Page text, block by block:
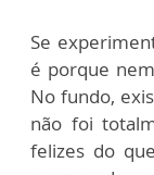
Se
é porque
No fundo,
não foi
felizes do